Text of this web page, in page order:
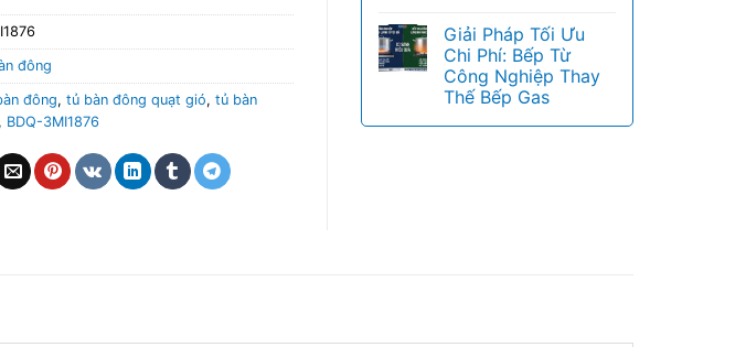
đông
đông, tủ bàn đông quạt gió, tủ bàn
, BDQ-3MI1876
Giải Pháp Tối Ưu
Chi Phí: Bếp Từ
Công Nghiệp Thay
Thế Bếp Gas